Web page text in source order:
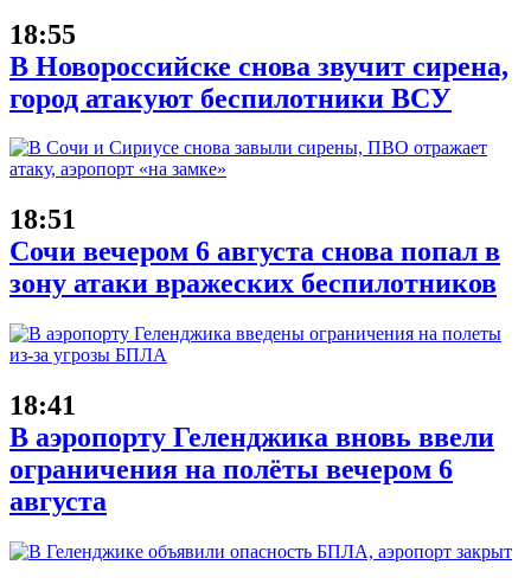
18:55
В Новороссийске снова звучит сирена,
город атакуют беспилотники ВСУ
18:51
Сочи вечером 6 августа снова попал в
зону атаки вражеских беспилотников
18:41
В аэропорту Геленджика вновь ввели
ограничения на полёты вечером 6
августа